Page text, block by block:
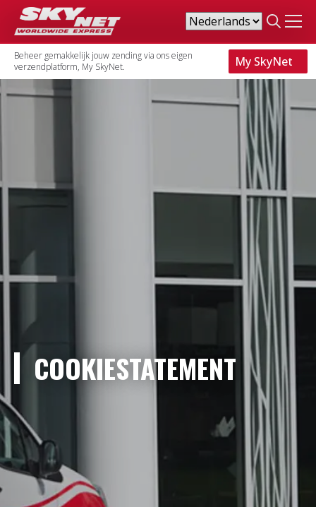
Search
for:
Beheer gemakkelijk jouw zending via ons eigen
verzendplatform, My SkyNet.
My SkyNet
COOKIESTATEMENT